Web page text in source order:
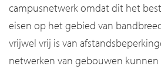
campusnetwerk omdat dit het
eisen op het gebied van
vrijwel vrij is van
netwerken van gebouwen kunnen